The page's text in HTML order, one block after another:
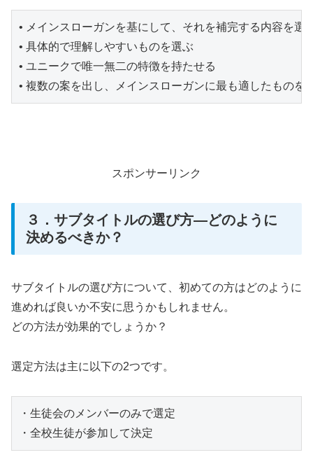
• メインスローガンを基にして、それを補完する内容を選
• 具体的で理解しやすいものを選ぶ
• ユニークで唯一無二の特徴を持たせる
• 複数の案を出し、メインスローガンに最も適したものを
スポンサーリンク
３．サブタイトルの選び方—どのように
決めるべきか？
サブタイトルの選び方について、初めての方はどのように
進めれば良いか不安に思うかもしれません。
どの方法が効果的でしょうか？
選定方法は主に以下の2つです。
・生徒会のメンバーのみで選定
・全校生徒が参加して決定